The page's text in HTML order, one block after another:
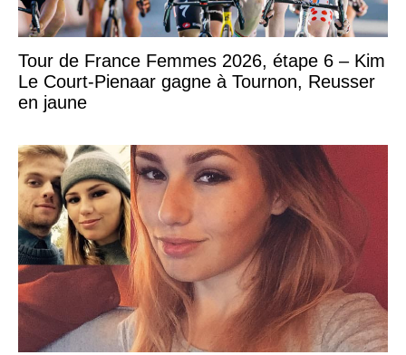
Tour de France Femmes 2026, étape 6 – Kim
Le Court-Pienaar gagne à Tournon, Reusser
en jaune